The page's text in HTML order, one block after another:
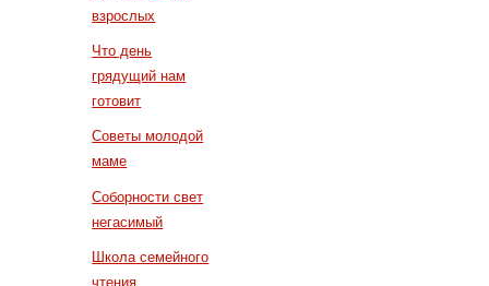
взрослых
Что день
грядущий нам
готовит
Советы молодой
маме
Соборности свет
негасимый
Школа семейного
чтения